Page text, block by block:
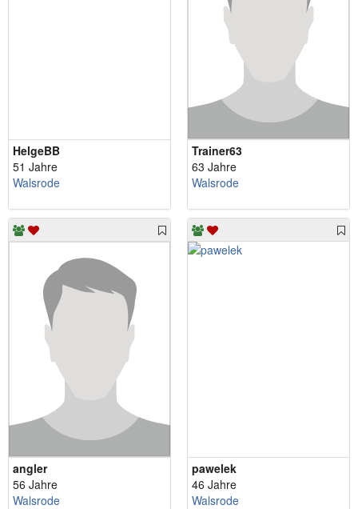
HelgeBB
51 Jahre
Walsrode
Trainer63
63 Jahre
Walsrode
angler
56 Jahre
Walsrode
pawelek
46 Jahre
Walsrode